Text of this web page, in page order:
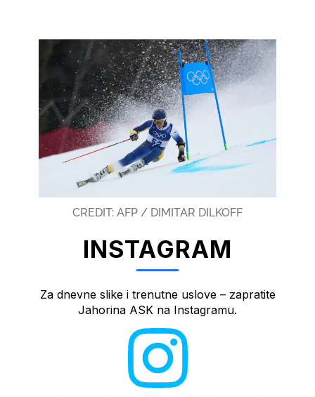
CREDIT: AFP / DIMITAR DILKOFF
INSTAGRAM
Za dnevne slike i trenutne uslove – zapratite
Jahorina ASK na Instagramu.